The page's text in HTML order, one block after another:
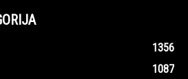
1356
1087